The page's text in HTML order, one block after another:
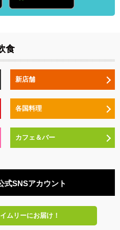
食
新店舗
各国料理
カフェ＆バー
式SNSアカウント
ムリーにお届け！